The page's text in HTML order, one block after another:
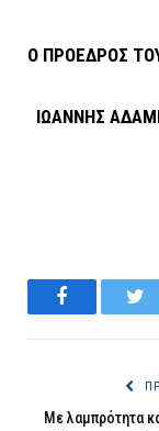
Ο ΠΡΟΕΔΡΟΣ
ΙΩΑΝΝΗΣ
Facebook
Με λαμπρότητα